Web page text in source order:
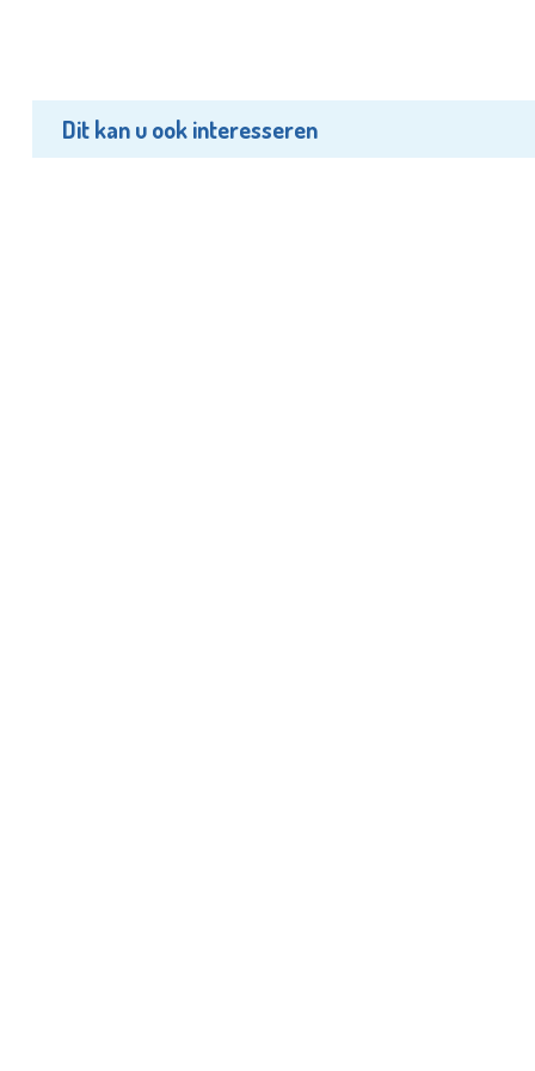
Dit kan u ook interesseren